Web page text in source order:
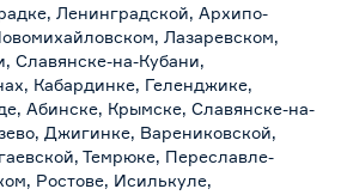
Ленинградской, Архипо-
Лазаревском,
Славянске-на-Кубани,
Кабардинке, Геленджике,
Абинске, Крымске, Славянске-на-
Джигинке, Варениковской,
Темрюке, Переславле-
Ростове, Исилькуле,